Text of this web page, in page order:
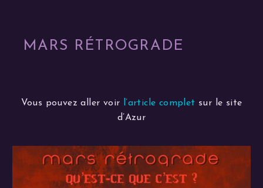
MARS RÉTROGRADE
Vous pouvez aller voir l’article complet sur le site
d’Azur